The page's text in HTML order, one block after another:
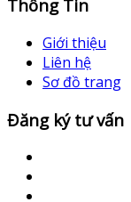
Thông Tin
Giới thiệu
Liên hệ
Sơ đồ trang
Đăng ký tư vấn